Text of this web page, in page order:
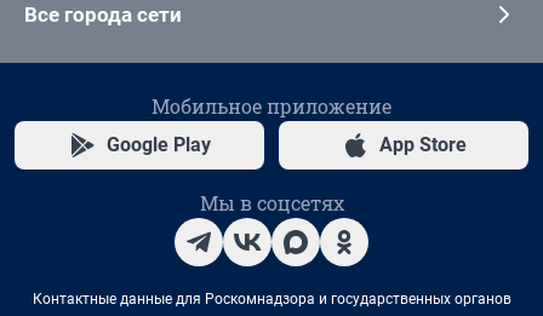
Все города сети
Мобильное приложение
Google Play App Store
Мы в соцсетях
Контактные данные для Роскомнадзора и государственных органов